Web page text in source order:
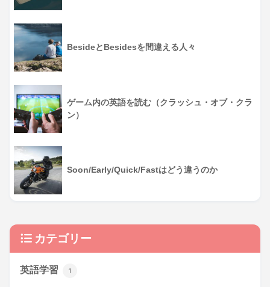
BesideとBesidesを間違える人々
ゲーム内の英語を読む（クラッシュ・オブ・クラ
ン）
Soon/Early/Quick/Fastはどう違うのか
カテゴリー
英語学習 1